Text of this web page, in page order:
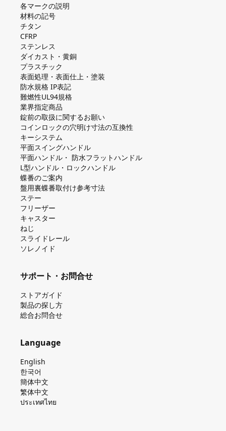
各マークの説明
材料の記号
チタン
CFRP
ステンレス
ダイカスト・⻩銅
プラスチック
表面処理・表面仕上・塗装
防⽔規格 IP表記
難燃性UL94規格
業界指定商品
錠前の取扱に関するお願い
コインロックの⽳明け⼨法の互換性
キーシステム
平⾯スイングハンドル
平⾯ハンドル・ 防⽔フラットハンドル
L型ハンドル・ロックハンドル
蝶番のご案内
盤⽤裏蝶番取付け参考⼨法
ステー
フリーザー
キャスター
ねじ
スライドレール
ソレノイド
サポート・お問合せ
ストアガイド
製品の探し⽅
総合お問合せ
Language
English
한국어
簡体中文
繁体中文
ประเทศไทย